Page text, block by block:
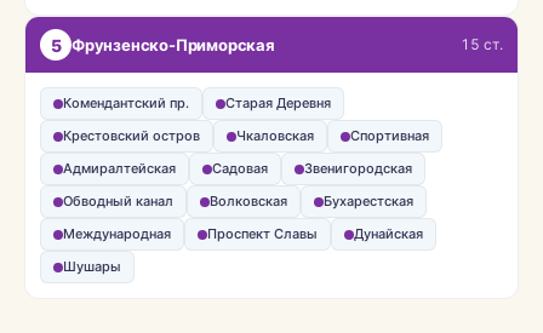
5 Фрунзенско-Приморская 15 ст.
Комендантский пр.
Старая Деревня
Крестовский остров
Чкаловская
Спортивная
Адмиралтейская
Садовая
Звенигородская
Обводный канал
Волковская
Бухарестская
Международная
Проспект Славы
Дунайская
Шушары